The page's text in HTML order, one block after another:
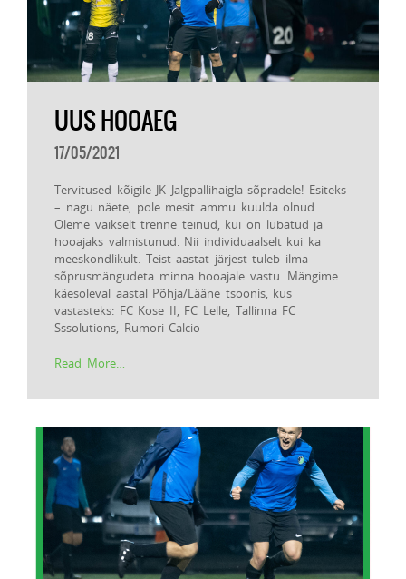
UUS HOOAEG
17/05/2021
Tervitused kõigile JK Jalgpallihaigla sõpradele! Esiteks
– nagu näete, pole mesit ammu kuulda olnud.
Oleme vaikselt trenne teinud, kui on lubatud ja
hooajaks valmistunud. Nii individuaalselt kui ka
meeskondlikult. Teist aastat järjest tuleb ilma
sõprusmängudeta minna hooajale vastu. Mängime
käesoleval aastal Põhja/Lääne tsoonis, kus
vastasteks: FC Kose II, FC Lelle, Tallinna FC
Sssolutions, Rumori Calcio
Read More…